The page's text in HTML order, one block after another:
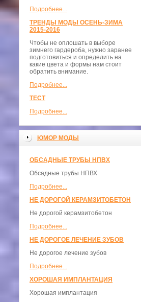
Подробнее...
ТРЕНДЫ МОДЫ ОСЕНЬ-ЗИМА
2015-2016
Чтобы не оплошать в выборе
зимнего гардероба, нужно заранее
подготовиться и определить на
какие цвета и формы нам стоит
обратить внимание.
Подробнее...
ТЕСТ
Подробнее...
ЮМОР МОДЫ
ОБСАДНЫЕ ТРУБЫ НПВХ
Обсадные трубы НПВХ
Подробнее...
НЕ ДОРОГОЙ КЕРАМЗИТОБЕТОН
Не дорогой керамзитобетон
Подробнее...
НЕ ДОРОГОЕ ЛЕЧЕНИЕ ЗУБОВ
Не дорогое лечение зубов
Подробнее...
ХОРОШАЯ ИМПЛАНТАЦИЯ
Хорошая имплантация